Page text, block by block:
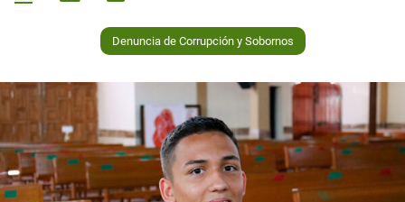
Denuncia de Corrupción y Sobornos